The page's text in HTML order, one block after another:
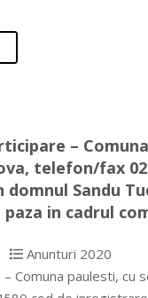
–
telefon/fax
Sandu
in cadrul
Anunturi 2020
Comuna paulesti, cu